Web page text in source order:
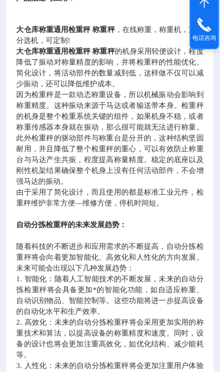
大仓库称重通用检重秤 称重秤，在线称重，称重机，重量
分选机，可定制 !
大仓库称重通用检重秤 称重秤的机身采用轻便设计，程度
降低了振动对称量精度的影响，并将检重秤的性能优化。
简化设计，将活动部件的数量减到低，这样做不仅可以减
少振动，还可以降低维护成本。
因为检重秤是一款动态称重设备，所以机械振动会影响到
称重精度。这种振动来源于马达或者输送带本身。检重秤
的机身是整个检重系统关键的组件，如果机身不稳，或者
称重传感器本身就在振动，那么很可能就无法进行称量。
此外检重秤的驱动部件与称重台是分开的，这种结构坚固
耐用，并且降低了整个检重秤的重心，可以有效防止称重
台与马达产生共振，程度提高称量精度。稳定的底座以及
刚性机架结果确保整个机身上没有任何活动部件，不会增
强马达的振动。
由于采用了简化设计，而且使用的都是标准工业元件， 检
重秤维护非常方便—维修方便，停机时间短。
自动分拣检重秤的未来发展趋势：
随着科技的不断进步和应用需求的不断提高，自动分拣检
重秤将会向着更加智能化、高效化和人性化的方向发展。
未来可能会出现以下几种发展趋势：
1. 智能化：随着人工智能技术的不断发展，未来的自动分
拣检重秤将会具备更加*的智能化功能，如自适应称重、
自动识别物品、智能控制等。这些功能将进一步提高设备
的自动化水平和生产效率。
2. 高效化：未来的自动分拣检重秤将会采用更加实用的称
重技术和算法，以提高设备的称重精度和速度。同时，设
备的设计也将会更加注重高效化，如优化结构、减少能耗
等。
3. 人性化：未来的自动分拣检重秤将会更加注重用户体验
电话咨询